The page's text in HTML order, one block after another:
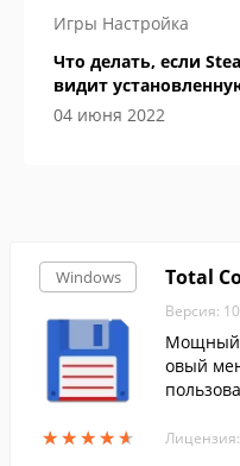
Игры Настройка
Что делать, если
видит
04 июня 2022
Windows
★★★★★
★★★★★
Total
Версия:
Мощный
овый
и
Лицензия: